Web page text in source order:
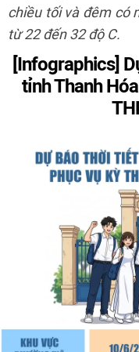
chiều tối và đêm có
từ 22 đến 32 độ C.
[Infographics]
tỉnh Thanh